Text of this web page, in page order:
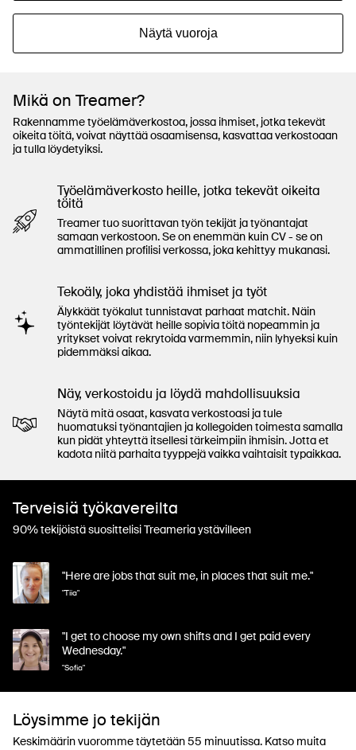
Näytä vuoroja
Mikä on Treamer?
Rakennamme työelämäverkostoa, jossa ihmiset, jotka tekevät
oikeita töitä, voivat näyttää osaamisensa, kasvattaa verkostoaan
ja tulla löydetyiksi.
Työelämäverkosto heille, jotka tekevät oikeita
töitä
Treamer tuo suorittavan työn tekijät ja työnantajat
samaan verkostoon. Se on enemmän kuin CV - se on
ammatillinen profilisi verkossa, joka kehittyy mukanasi.
Tekoäly, joka yhdistää ihmiset ja työt
Älykkäät työkalut tunnistavat parhaat matchit. Näin
työntekijät löytävät heille sopivia töitä nopeammin ja
yritykset voivat rekrytoida varmemmin, niin lyhyeksi kuin
pidemmäksi aikaa.
Näy, verkostoidu ja löydä mahdollisuuksia
Näytä mitä osaat, kasvata verkostoasi ja tule
huomatuksi työnantajien ja kollegoiden toimesta samalla
kun pidät yhteyttä itsellesi tärkeimpiin ihmisin. Jotta et
kadota niitä parhaita tyyppejä vaikka vaihtaisit typaikkaa.
Terveisiä työkavereilta
90% tekijöistä suosittelisi Treameria ystävilleen
"Here are jobs that suit me, in places that suit me."
"Tiia"
"I get to choose my own shifts and I get paid every
Wednesday."
"Sofia"
Löysimme jo tekijän
Keskimäärin vuoromme täytetään 55 minuutissa. Katso muita